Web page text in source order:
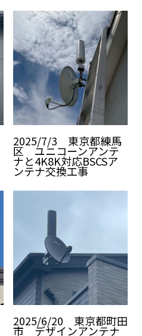
2025/7/3 東京都練馬
区 ユニコーンアンテ
ナと4K8K対応BSCSア
ンテナ交換工事
2025/6/20 東京都町田
市 デザインアンテナ